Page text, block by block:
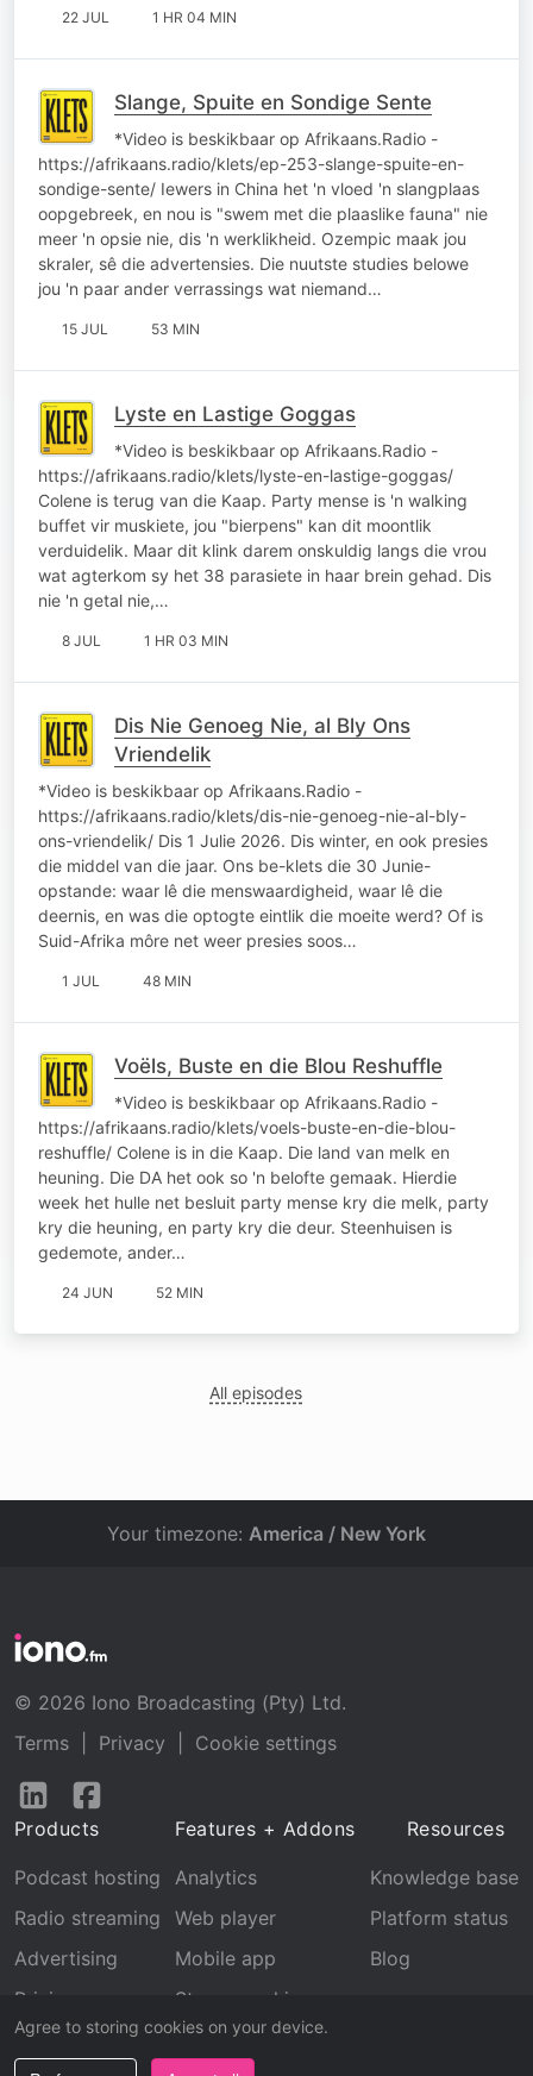
22 JUL 1 HR 04 MIN
Slange, Spuite en Sondige Sente
*Video is beskikbaar op Afrikaans.Radio -
https://afrikaans.radio/klets/ep-253-slange-spuite-en-
sondige-sente/ Iewers in China het 'n vloed 'n slangplaas
oopgebreek, en nou is "swem met die plaaslike fauna" nie
meer 'n opsie nie, dis 'n werklikheid. Ozempic maak jou
skraler, sê die advertensies. Die nuutste studies belowe
jou 'n paar ander verrassings wat niemand…
15 JUL 53 MIN
Lyste en Lastige Goggas
*Video is beskikbaar op Afrikaans.Radio -
https://afrikaans.radio/klets/lyste-en-lastige-goggas/
Colene is terug van die Kaap. Party mense is 'n walking
buffet vir muskiete, jou "bierpens" kan dit moontlik
verduidelik. Maar dit klink darem onskuldig langs die vrou
wat agterkom sy het 38 parasiete in haar brein gehad. Dis
nie 'n getal nie,…
8 JUL 1 HR 03 MIN
Dis Nie Genoeg Nie, al Bly Ons
Vriendelik
*Video is beskikbaar op Afrikaans.Radio -
https://afrikaans.radio/klets/dis-nie-genoeg-nie-al-bly-
ons-vriendelik/ Dis 1 Julie 2026. Dis winter, en ook presies
die middel van die jaar. Ons be-klets die 30 Junie-
opstande: waar lê die menswaardigheid, waar lê die
deernis, en was die optogte eintlik die moeite werd? Of is
Suid-Afrika môre net weer presies soos…
1 JUL 48 MIN
Voëls, Buste en die Blou Reshuffle
*Video is beskikbaar op Afrikaans.Radio -
https://afrikaans.radio/klets/voels-buste-en-die-blou-
reshuffle/ Colene is in die Kaap. Die land van melk en
heuning. Die DA het ook so 'n belofte gemaak. Hierdie
week het hulle net besluit party mense kry die melk, party
kry die heuning, en party kry die deur. Steenhuisen is
gedemote, ander…
24 JUN 52 MIN
All episodes
Agree to storing cookies on your device.
Your timezone: America / New York
© 2026 Iono Broadcasting (Pty) Ltd.
Terms
Privacy
Cookie settings
Follow
LinkedInFacebook
Products
Podcast hosting
Radio streaming
Advertising
Pricing
Features + Addons
Analytics
Web player
Mobile app
Stream archive
Recognition
Resources
Knowledge base
Platform status
Blog